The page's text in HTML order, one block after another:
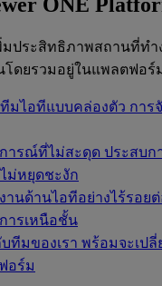
มประสิทธิภาพสถานที่ท
โดยรวมอยู่ในแพลตฟอร์
มไอทีแบบคล่องตัว การ
ารณ์ที่ไม่สะดุด ประสบ
ม่หยุดชะงัก
านด้านไอทีอย่างไร้รอย
ารเหนือชั้น
ทีมของเรา พร้อมจะเปลี่
อร์ม